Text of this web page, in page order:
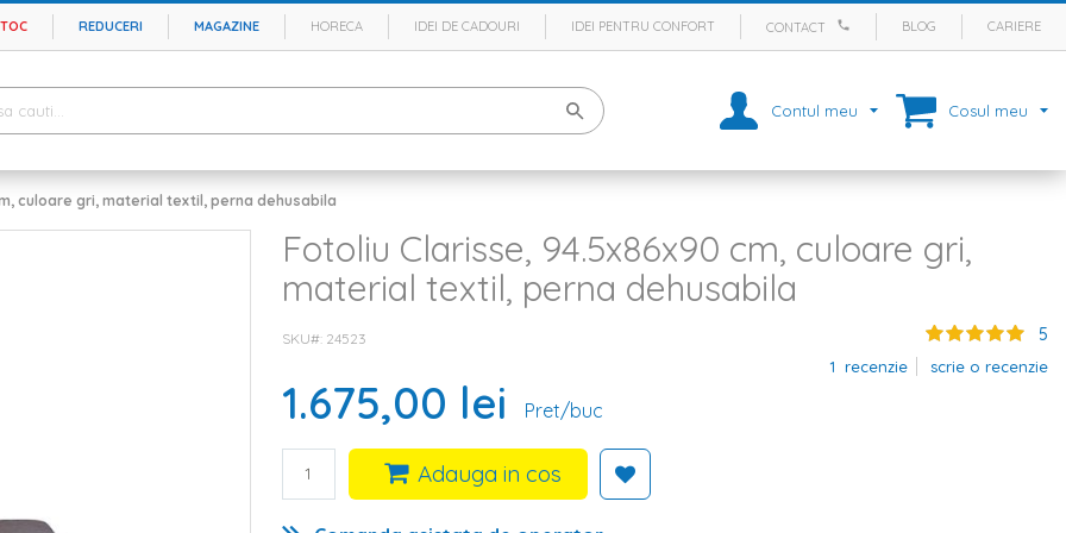
REDUCERI MAGAZINE HORECA IDEI DE CADOURI IDEI PENTRU CONFORT CONTACT BLOG CARIERE
Contul meu Cosul meu
culoare gri, material textil, perna dehusabila
Fotoliu Clarisse, 94.5x86x90 cm, culoare gri,
material textil, perna dehusabila
5
1 recenzie scrie o recenzie
SKU# 24523
1.675,00 lei Pret/buc
Adauga in cos